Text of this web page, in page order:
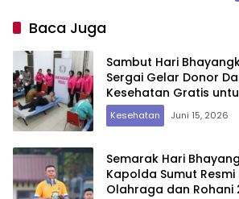
Baca Juga
Sambut Hari
Sergai Gelar Donor
Kesehatan Gratis
Kesehatan Juni 15, 2026
Semarak Hari
Kapolda Sumut Resmi
Olahraga dan Rohani